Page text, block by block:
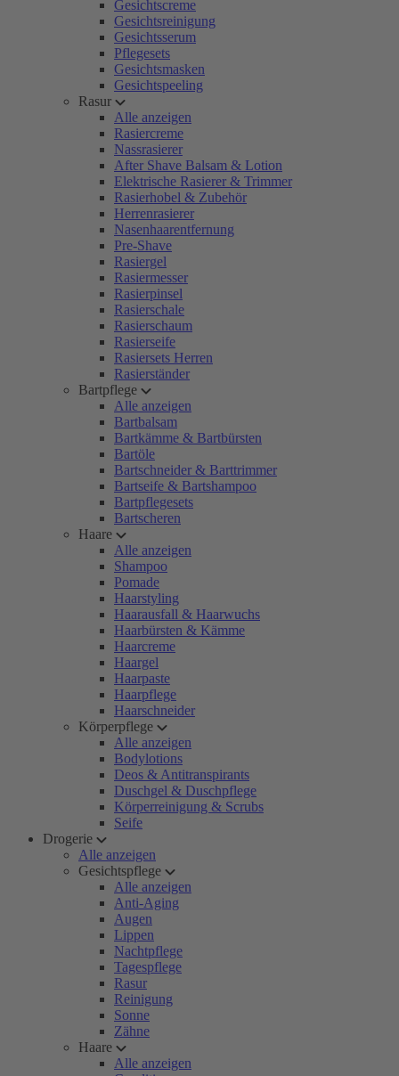
Gesichtscreme
Gesichtsreinigung
Gesichtsserum
Pflegesets
Gesichtsmasken
Gesichtspeeling
Rasur
Alle anzeigen
Rasiercreme
Nassrasierer
After Shave Balsam & Lotion
Elektrische Rasierer & Trimmer
Rasierhobel & Zubehör
Herrenrasierer
Nasenhaarentfernung
Pre-Shave
Rasiergel
Rasiermesser
Rasierpinsel
Rasierschale
Rasierschaum
Rasierseife
Rasiersets Herren
Rasierständer
Bartpflege
Alle anzeigen
Bartbalsam
Bartkämme & Bartbürsten
Bartöle
Bartschneider & Barttrimmer
Bartseife & Bartshampoo
Bartpflegesets
Bartscheren
Haare
Alle anzeigen
Shampoo
Pomade
Haarstyling
Haarausfall & Haarwuchs
Haarbürsten & Kämme
Haarcreme
Haargel
Haarpaste
Haarpflege
Haarschneider
Körperpflege
Alle anzeigen
Bodylotions
Deos & Antitranspirants
Duschgel & Duschpflege
Körperreinigung & Scrubs
Seife
Drogerie
Alle anzeigen
Gesichtspflege
Alle anzeigen
Anti-Aging
Augen
Lippen
Nachtpflege
Tagespflege
Rasur
Reinigung
Sonne
Zähne
Haare
Alle anzeigen